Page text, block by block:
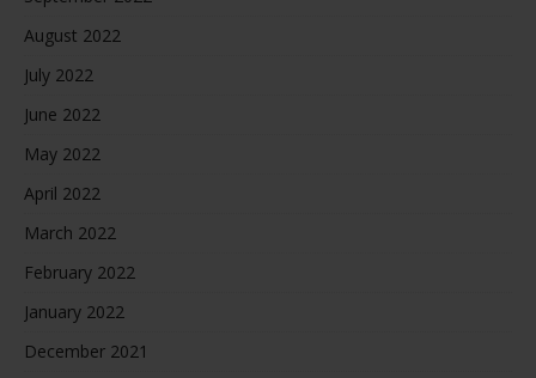
August 2022
July 2022
June 2022
May 2022
April 2022
March 2022
February 2022
January 2022
December 2021